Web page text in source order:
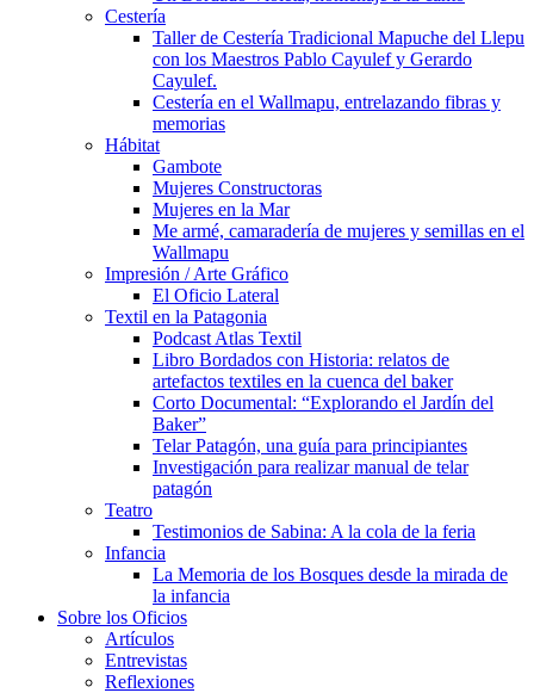
Cestería
Taller de Cestería Tradicional Mapuche del Llepu
con los Maestros Pablo Cayulef y Gerardo
Cayulef.
Cestería en el Wallmapu, entrelazando fibras y
memorias
Hábitat
Gambote
Mujeres Constructoras
Mujeres en la Mar
Me armé, camaradería de mujeres y semillas en el
Wallmapu
Impresión / Arte Gráfico
El Oficio Lateral
Textil en la Patagonia
Podcast Atlas Textil
Libro Bordados con Historia: relatos de
artefactos textiles en la cuenca del baker
Corto Documental: “Explorando el Jardín del
Baker”
Telar Patagón, una guía para principiantes
Investigación para realizar manual de telar
patagón
Teatro
Testimonios de Sabina: A la cola de la feria
Infancia
La Memoria de los Bosques desde la mirada de
la infancia
Sobre los Oficios
Artículos
Entrevistas
Reflexiones